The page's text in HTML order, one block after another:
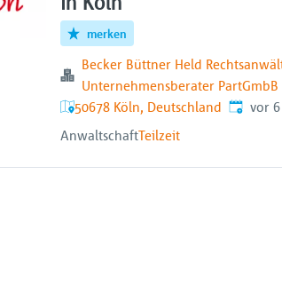
merken
Becker Büttner Held
Unternehmensberater PartGmbB
50678 Köln, Deutschland
vor
AnwaltschaftTeilzeit